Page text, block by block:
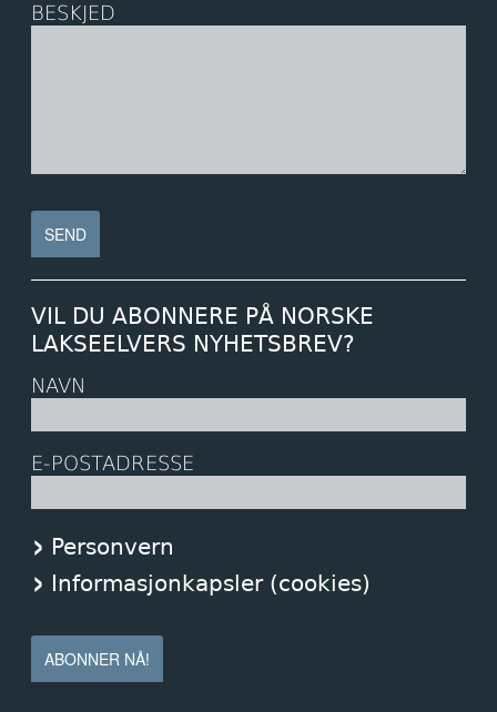
BESKJED
VIL DU ABONNERE PÅ NORSKE
LAKSEELVERS NYHETSBREV?
NAVN
E-POSTADRESSE
Personvern
Informasjonkapsler (cookies)